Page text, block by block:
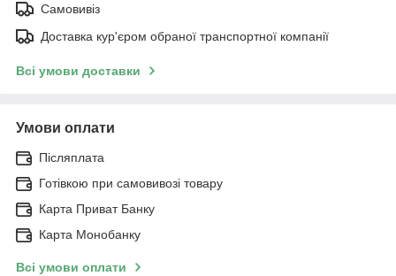
Самовивіз
Доставка кур'єром обраної транспортної компанії
Всі умови доставки
Умови оплати
Післяплата
Готівкою при самовивозі товару
Карта Приват Банку
Карта Монобанку
Всі умови оплати